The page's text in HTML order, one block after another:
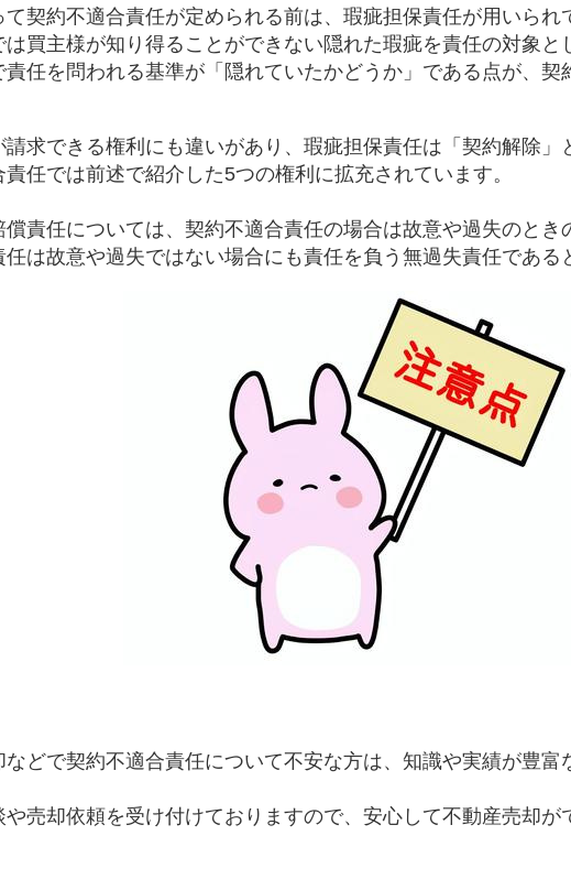
契約不適合責任が定められる前は、瑕疵担保責任が用いられ
買主様が知り得ることができない隠れた瑕疵を責任の対象と
任を問われる基準が「隠れていたかどうか」である点が、契
請求できる権利にも違いがあり、瑕疵担保責任は「契約解除」
任では前述で紹介した5つの権利に拡充されています。
償責任については、契約不適合責任の場合は故意や過失のと
任は故意や過失ではない場合にも責任を負う無過失責任である
などで契約不適合責任について不安な方は、知識や実績が豊
売却依頼を受け付けておりますので、安心して不動産売却が